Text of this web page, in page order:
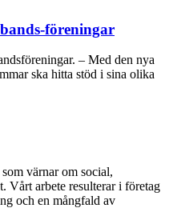
föreningar
– Med den nya
ska hitta stöd i sina olika
värnar om social,
Vårt arbete resulterar i företag
och en mångfald av